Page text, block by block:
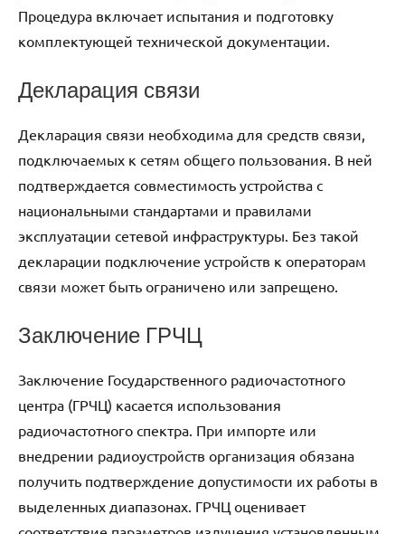
Процедура включает испытания и подготовку
комплектующей технической документации.
Декларация связи
Декларация связи необходима для средств связи,
подключаемых к сетям общего пользования. В ней
подтверждается совместимость устройства с
национальными стандартами и правилами
эксплуатации сетевой инфраструктуры. Без такой
декларации подключение устройств к операторам
связи может быть ограничено или запрещено.
Заключение ГРЧЦ
Заключение Государственного радиочастотного
центра (ГРЧЦ) касается использования
радиочастотного спектра. При импортe или
внедрении радиоустройств организация обязана
получить подтверждение допустимости их работы в
выделенных диапазонах. ГРЧЦ оценивает